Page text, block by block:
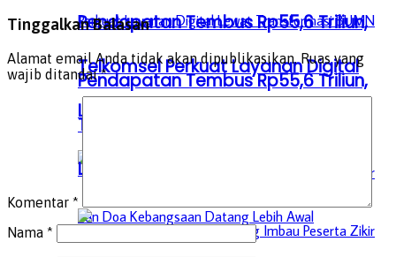
Pendapatan Tembus Rp55,6 Triliun,
Telkomsel Perkuat Layanan Digital
Lewat Transformasi BUMN
Pendapatan Tembus Rp55,6 Triliun,
Telkomsel Perkuat Layanan Digital
Lewat Transformasi BUMN
Tinggalkan Balasan
Alamat email Anda tidak akan dipublikasikan. Ruas yang
wajib ditandai*
Komentar *
Nama *